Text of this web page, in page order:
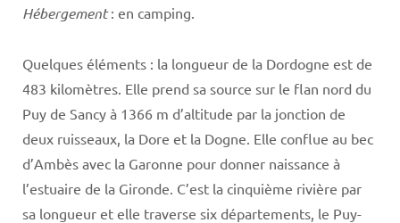
Hébergement: en camping.
Quelques éléments : la longueur de la Dordogne est de
483 kilomètres. Elle prend sa source sur le flan nord du
Puy de Sancy à 1366 m d’altitude par la jonction de
deux ruisseaux, la Dore et la Dogne. Elle conflue au bec
d’Ambès avec la Garonne pour donner naissance à
l’estuaire de la Gironde. C’est la cinquième rivière par
sa longueur et elle traverse six départements, le Puy-